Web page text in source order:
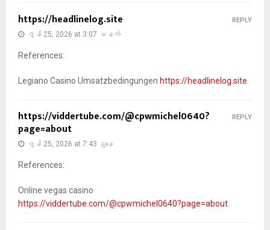
https://headlinelog.site
ဇွန် 25, 2026 at 3:07 မနက်
References:
Legiano Casino Umsatzbedingungen https://headlinelog.site
REPLY
https://viddertube.com/@cpwmichel0640?
page=about
ဇွန် 25, 2026 at 7:43 ညနေ
References:
Online vegas casino
https://viddertube.com/@cpwmichel0640?page=about
REPLY